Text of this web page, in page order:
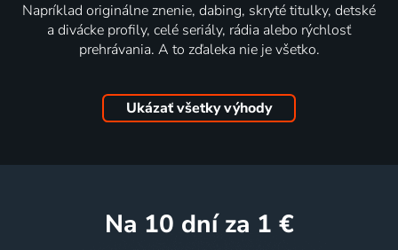
Napríklad originálne znenie, dabing, skryté titulky, detské
a divácke profily, celé seriály, rádia alebo rýchlosť
prehrávania. A to zďaleka nie je všetko.
Ukázať všetky výhody
na 10 dní za 1 €